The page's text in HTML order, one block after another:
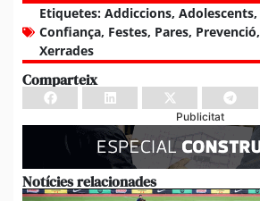
Etiquetes: Addiccions, Adolescents,
Confiança, Festes, Pares, Prevenció,
Xerrades
Comparteix
Publicitat
Notícies relacionades